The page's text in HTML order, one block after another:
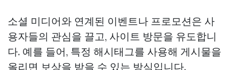
소셜 미디어와 연계된 이벤트나 프로모션은 사
용자들의 관심을 끌고, 사이트 방문을 유도합니
다. 예를 들어, 특정 해시태그를 사용해 게시물을
올리면 보상을 받을 수 있는 방식입니다.